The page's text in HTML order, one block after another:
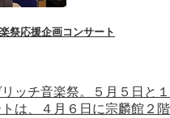
祭応援企画コンサート
ッチ音楽祭。５月５日と１
は、４月６日に宗麟館２階